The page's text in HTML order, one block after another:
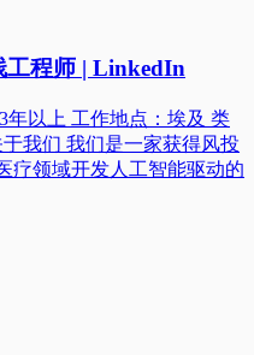
工程师 | LinkedIn
年以上 工作地点：埃及 类
我们 我们是一家获得风投
疗领域开发人工智能驱动的